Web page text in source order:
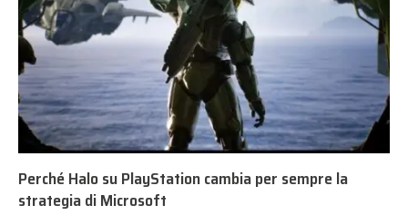
Perché Halo su PlayStation cambia per sempre la
strategia di Microsoft